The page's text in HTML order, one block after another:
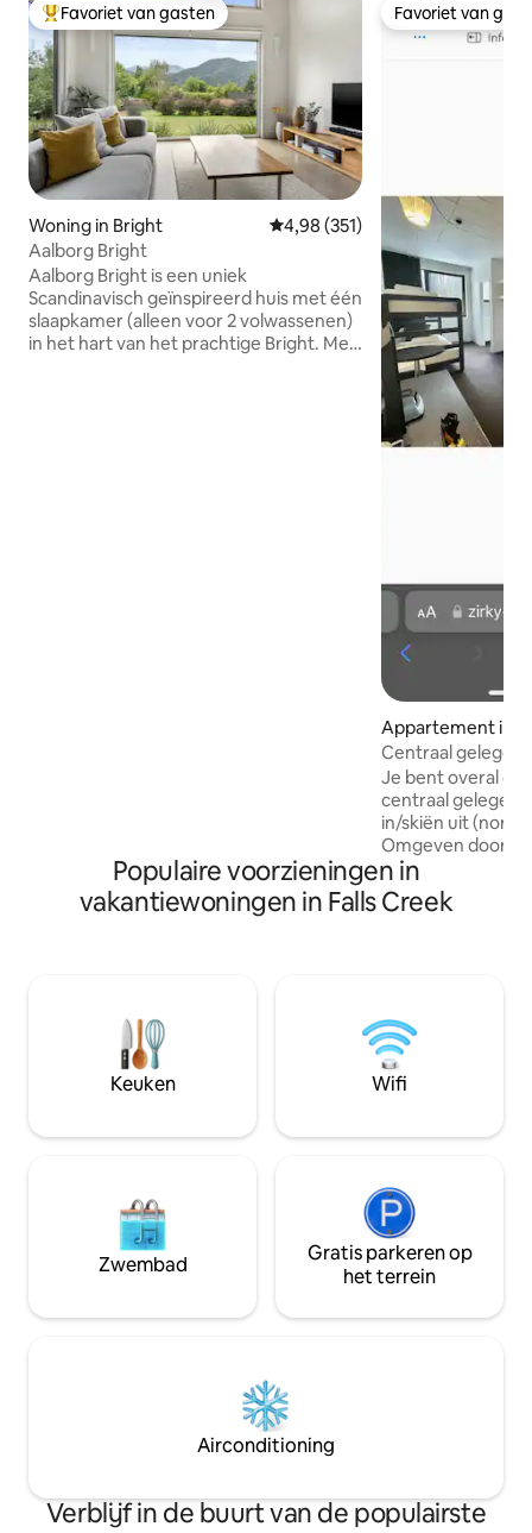
Topfavoriet van gasten
Favoriet van gasten
Woning in Bright Gemiddelde beoordeling van
4,98 (351)
Aalborg Bright
Aalborg Bright is een uniek
Scandinavisch geïnspireerd huis met één
slaapkamer (alleen voor 2 volwassenen)
in het hart van het prachtige Bright. Met
Favoriet van
Favoriet van
Appartement in
Centraal gelegen
Je bent overal
centraal gelegen
in/skiën uit
Omgeven door
en gezellige
hangen. Een
een
droogruimte,
complex. Directe
achterste hal.
Populaire voorzieningen in
vakantiewoningen in Falls Creek
Keuken Wifi
Zwembad
Gratis parkeren op
het terrein
Airconditioning
Verblijf in de buurt van de populairste